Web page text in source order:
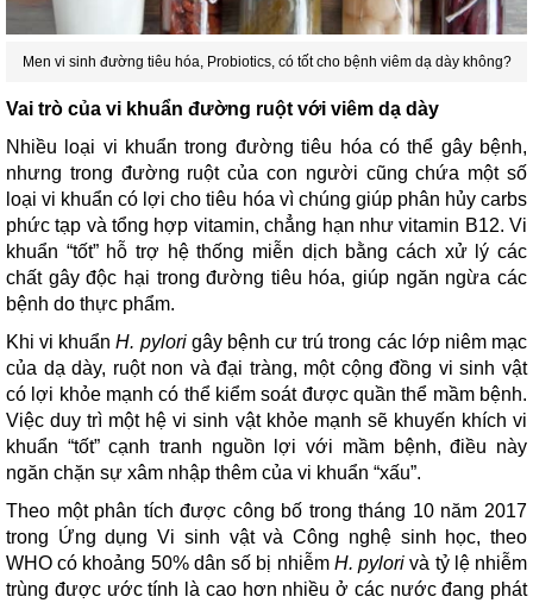
Men vi sinh đường tiêu hóa, Probiotics, có tốt cho bệnh viêm dạ dày không?
Vai trò của vi khuẩn đường ruột với viêm dạ dày
Nhiều loại vi khuẩn trong đường tiêu hóa có thể gây bệnh,
nhưng trong đường ruột của con người cũng chứa một số
loại vi khuẩn có lợi cho tiêu hóa vì chúng giúp phân hủy carbs
phức tạp và tổng hợp vitamin, chẳng hạn như vitamin B12. Vi
khuẩn “tốt” hỗ trợ hệ thống miễn dịch bằng cách xử lý các
chất gây độc hại trong đường tiêu hóa, giúp ngăn ngừa các
bệnh do thực phẩm.
Khi vi khuẩnH. pylori gây bệnh cư trú trong các lớp niêm mạc
của dạ dày, ruột non và đại tràng, một cộng đồng vi sinh vật
có lợi khỏe mạnh có thể kiểm soát được quần thể mầm bệnh.
Việc duy trì một hệ vi sinh vật khỏe mạnh sẽ khuyến khích vi
khuẩn “tốt” cạnh tranh nguồn lợi với mầm bệnh, điều này
ngăn chặn sự xâm nhập thêm của vi khuẩn “xấu”.
Theo một phân tích được công bố trong tháng 10 năm 2017
trong Ứng dụng Vi sinh vật và Công nghệ sinh học, theo
WHO có khoảng 50% dân số bị nhiễm H. pylori và tỷ lệ nhiễm
trùng được ước tính là cao hơn nhiều ở các nước đang phát